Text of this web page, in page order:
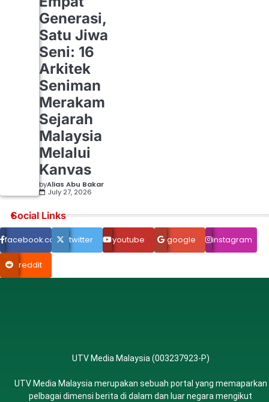
Generasi,
Satu Jiwa
Seni: 16
Arkitek
Seniman
Merakam
Sejarah
Malaysia
Melalui
Kanvas
byAlias Abu Bakar
July 27, 2026
Social Links
facebook.com twitter youtube google instagram
reddit
UTV Media Malaysia (003237923-P)
UTV Media Malaysia merupakan sebuah portal yang memaparkan
pelbagai dimensi berita di dalam dan luar negara mengikut